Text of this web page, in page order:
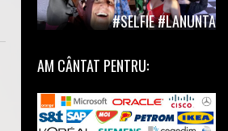
#SELFIE #LANUNTA
AM CÂNTAT PENTRU: